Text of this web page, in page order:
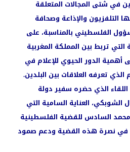
في شتى المجالات المتعلقة
التلفزيون والإذاعة وصحافة
الفلسطيني بالمناسبة، على
تربط بين المملكة المغربية
الدور الحيوي للإعلام في
الذي تعرفه العلاقات بين البلدين.
الذي حضره سفير دولة
العناية السامية التي
محمد السادس للقضية الفلسطينية
في نصرة هذه القضية ودعم صمود